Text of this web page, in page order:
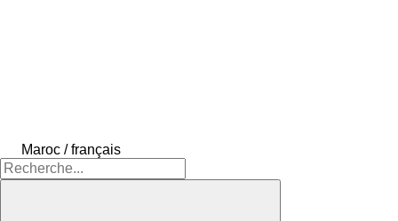
Maroc / français